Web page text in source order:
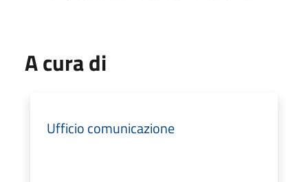
A cura di
Ufficio comunicazione